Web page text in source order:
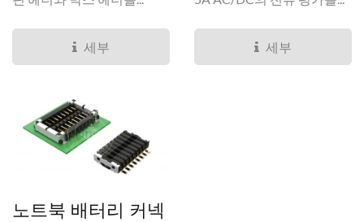
세부 세부
노트북 배터리 커넥